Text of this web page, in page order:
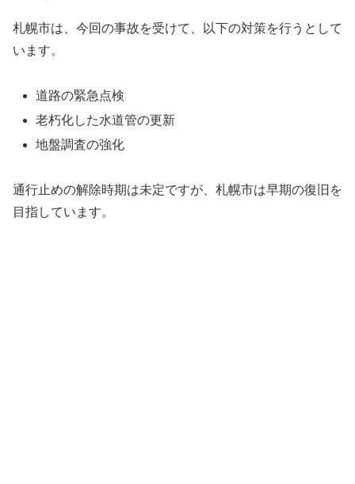
札幌市は、今回の事故を受けて、以下の対策を行うとして
います。
道路の緊急点検
老朽化した水道管の更新
地盤調査の強化
通行止めの解除時期は未定ですが、札幌市は早期の復旧を
目指しています。